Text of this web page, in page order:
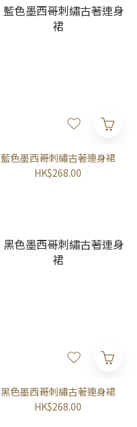
藍色墨西哥刺繡古著連身裙
HK$268.00
黑色墨西哥刺繡古著連身裙
HK$268.00